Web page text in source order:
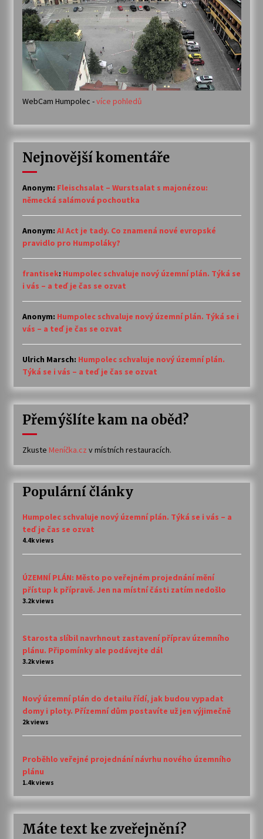
WebCam Humpolec -více pohledů
Nejnovější komentáře
Anonym: Fleischsalat – Wurstsalat s majonézou:
německá salámová pochoutka
Anonym: AI Act je tady. Co znamená nové evropské
pravidlo pro Humpoláky?
frantisek: Humpolec schvaluje nový územní plán. Týká se
i vás – a teď je čas se ozvat
Anonym: Humpolec schvaluje nový územní plán. Týká se i
vás – a teď je čas se ozvat
Ulrich Marsch: Humpolec schvaluje nový územní plán.
Týká se i vás – a teď je čas se ozvat
Přemýšlíte kam na oběd?
Zkuste Meníčka.cz v místních restauracích.
Populární články
Humpolec schvaluje nový územní plán. Týká se i vás – a
teď je čas se ozvat
4.4k views
ÚZEMNÍ PLÁN: Město po veřejném projednání mění
přístup k přípravě. Jen na místní části zatím nedošlo
3.2k views
Starosta slíbil navrhnout zastavení příprav územního
plánu. Připomínky ale podávejte dál
3.2k views
Nový územní plán do detailu řídí, jak budou vypadat
domy i ploty. Přízemní dům postavíte už jen výjimečně
2k views
Proběhlo veřejné projednání návrhu nového územního
plánu
1.4k views
Máte text ke zveřejnění?